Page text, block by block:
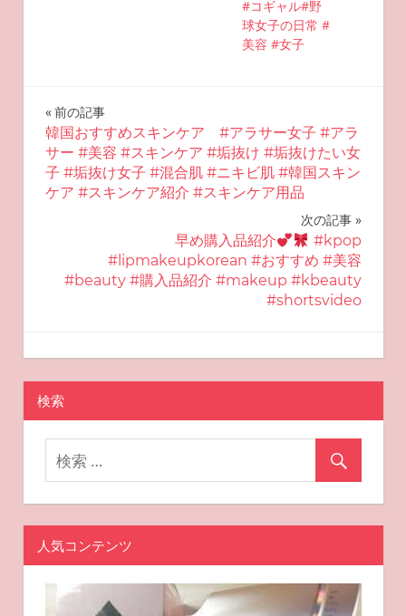
#コギャル#野
球女子の日常 #
美容 #女子
投
稿
ナ
ー
ョ
ン
前の記事
韓国おすすめスキンケア #アラサー女子 #アラ
サー #美容 #スキンケア #垢抜け #垢抜けたい女
子 #垢抜け女子 #混合肌 #ニキビ肌 #韓国スキン
ケア #スキンケア紹介 #スキンケア用品
次の記事
早め購入品紹介
#kpop
#lipmakeupkorean #おすすめ #美容
#beauty #購入品紹介 #makeup #kbeauty
#shortsvideo
2024-10-22
miyu
おすすめ美容
検索
人気コンテンツ